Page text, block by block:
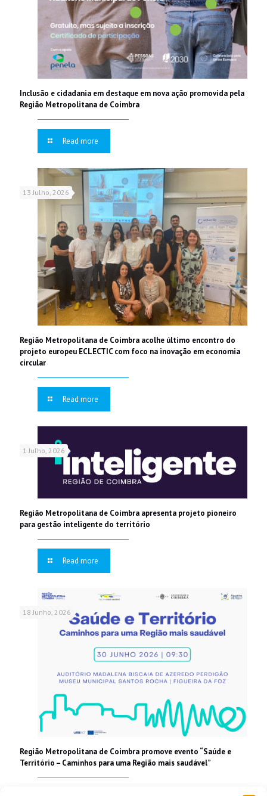
Inclusão e cidadania em destaque em nova ação promovida pela
Região Metropolitana de Coimbra
Read more
13 Julho, 2026
Região Metropolitana de Coimbra acolhe último encontro do
projeto europeu ECLECTIC com foco na inovação em economia
circular
Read more
1 Julho, 2026
Região Metropolitana de Coimbra apresenta projeto pioneiro
para gestão inteligente do território
Read more
18 Junho, 2026
Região Metropolitana de Coimbra promove evento “Saúde e
Território – Caminhos para uma Região mais saudável”